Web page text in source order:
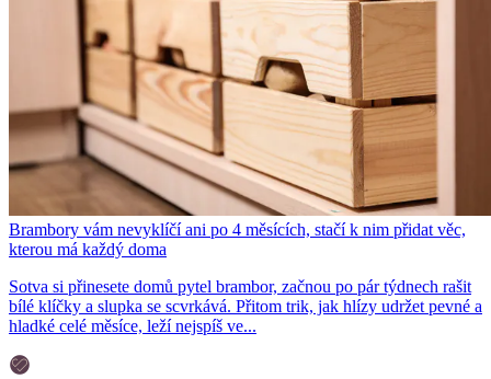
Brambory vám nevyklíčí ani po 4 měsících, stačí k nim přidat věc,
kterou má každý doma
Sotva si přinesete domů pytel brambor, začnou po pár týdnech rašit
bílé klíčky a slupka se scvrkává. Přitom trik, jak hlízy udržet pevné a
hladké celé měsíce, leží nejspíš ve...